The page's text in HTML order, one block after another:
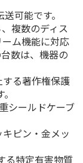
可能です。
複数のディス
ム機能に対応
数は、機器の
る著作権保護
シールドケーブ
ピン・金メッ
る特定有害物質